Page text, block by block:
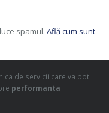
spamul. Află cum sunt
de servicii care va pot
performanta